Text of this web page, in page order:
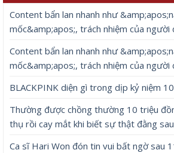
Content bẩn lan nhanh như
mốc&amp;apos;, trách nhiệm của người
Content bẩn lan nhanh như
mốc&amp;apos;, trách nhiệm của người
BLACKPINK diện gì trong dịp kỷ niệm
Thường được chồng thường 10 triệu
thụ rồi cay mắt khi biết sự thật đằng sau
Ca sĩ Hari Won đón tin vui bất ngờ sau